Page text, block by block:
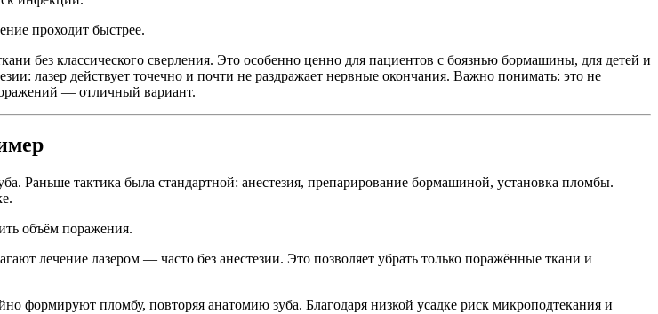
проходит быстрее.
без классического сверления. Это особенно ценно для пациентов с боязнью бормашины, для детей и
лазер действует точечно и почти не раздражает нервные окончания. Важно понимать: это не
— отличный вариант.
Раньше тактика была стандартной: анестезия, препарирование бормашиной, установка пломбы.
объём поражения.
лечение лазером — часто без анестезии. Это позволяет убрать только поражённые ткани и
формируют пломбу, повторяя анатомию зуба. Благодаря низкой усадке риск микроподтекания и